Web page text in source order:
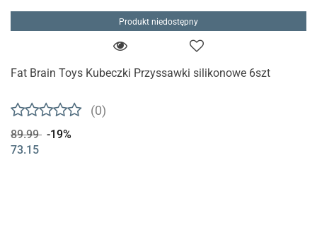
Produkt niedostępny
Fat Brain Toys Kubeczki Przyssawki silikonowe 6szt
(0)
89.99 -19%
73.15